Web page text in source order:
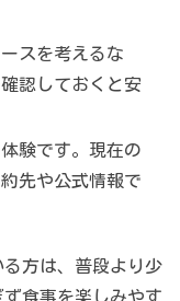
スを考えるな
認しておくと安
験です。現在の
先や公式情報で
る方は、普段より少
食事を楽しみやす